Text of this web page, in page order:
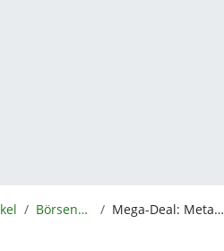
BörsenNEWS.de Mega-Deal: Meta verbündet sich mit Konkurrent Google